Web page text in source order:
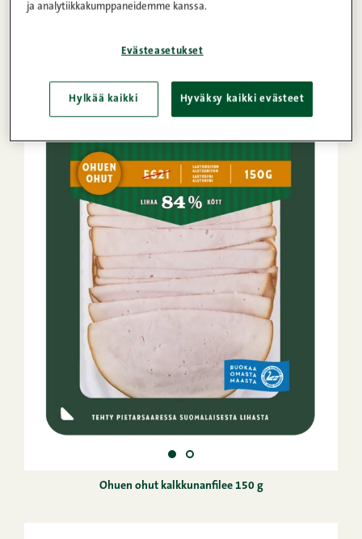
Ohuen ohut kalkkunanfilee 150 g
ja analytiikkakumppaneidemme kanssa.
Evästeasetukset
Hylkää kaikki Hyväksy kaikki evästeet